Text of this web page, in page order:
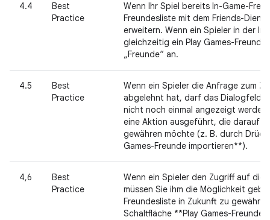
4.4
Best
Practice
Wenn Ihr Spiel bereits In-Game-
Freundesliste mit dem Friends-
erweitern. Wenn ein Spieler in der
gleichzeitig ein Play Games-Freund
„Freunde“ an.
4.5
Best
Practice
Wenn ein Spieler die Anfrage zum
abgelehnt hat, darf das Dialogfeld,
nicht noch einmal angezeigt
eine Aktion ausgeführt, die darauf
gewähren möchte (z. B. durch
Games-Freunde importieren**).
4,6
Best
Practice
Wenn ein Spieler den Zugriff auf die
müssen Sie ihm die Möglichkeit
Freundesliste in Zukunft zu
Schaltfläche **Play Games-Freunde